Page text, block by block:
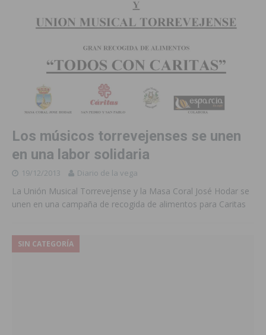
Los músicos torrevejenses se unen
en una labor solidaria
19/12/2013 Diario de la vega
La Unión Musical Torrevejense y la Masa Coral José Hodar se
unen en una campaña de recogida de alimentos para Caritas
SIN CATEGORÍA